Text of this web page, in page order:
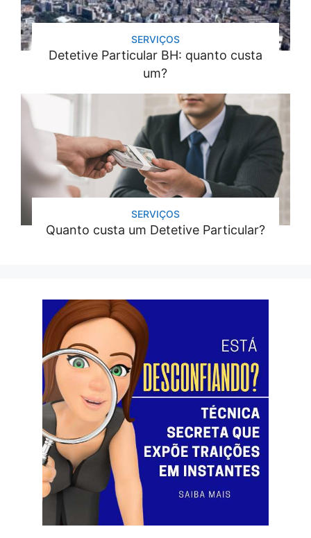
SERVIÇOS
Detetive Particular BH: quanto custa
um?
SERVIÇOS
Quanto custa um Detetive Particular?